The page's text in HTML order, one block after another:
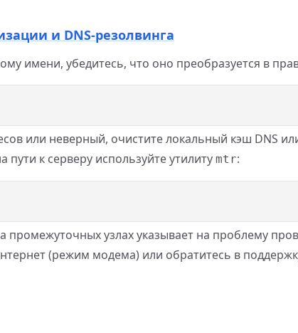
и DNS-резолвинга
имени, убедитесь, что оно преобразуется в
или неверный, очистите локальный кэш DNS
пути к серверу используйте утилиту mtr:
промежуточных узлах указывает на проблему
(режим модема) или обратитесь в